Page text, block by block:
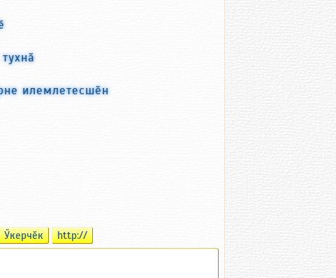
илемлетесшӗн
Ӳкерчӗк http://